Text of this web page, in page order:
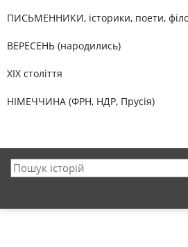
ПИСЬМЕННИКИ, історики, поети,
ВЕРЕСЕНЬ (народились)
XIX століття
НІМЕЧЧИНА (ФРН, НДР, Прусія)